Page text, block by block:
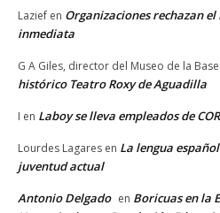
Lazief en Organizaciones rechazan
inmediata
G A Giles, director del Museo de la Base
histórico Teatro Roxy de Aguadilla
I en Laboy se lleva empleados de
Lourdes Lagares en La lengua
juventud actual
Antonio Delgado en Boricuas en la